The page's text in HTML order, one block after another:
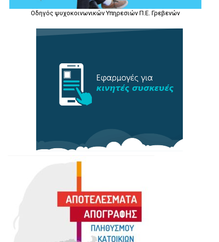
Οδηγός ψυχοκοινωνικών Υπηρεσιών Π.Ε. Γρεβενών